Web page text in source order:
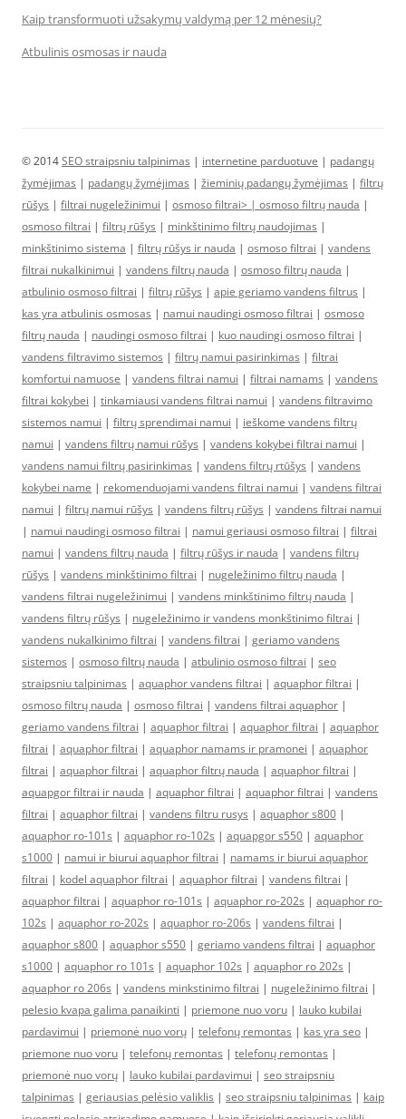
Kaip transformuoti užsakymų valdymą per 12 mėnesių?
Atbulinis osmosas ir nauda
© 2014SEO straipsniu talpinimas | internetine parduotuve | padangų
žymėjimas | padangų žymėjimas | žieminių padangų žymėjimas | filtrų
rūšys | filtrai nugeležinimui | osmoso filtrai> | osmoso filtrų nauda |
osmoso filtrai | filtrų rūšys | minkštinimo filtrų naudojimas |
minkštinimo sistema | filtrų rūšys ir nauda | osmoso filtrai | vandens
filtrai nukalkinimui | vandens filtrų nauda | osmoso filtrų nauda |
atbulinio osmoso filtrai | filtrų rūšys | apie geriamo vandens filtrus |
kas yra atbulinis osmosas | namui naudingi osmoso filtrai | osmoso
filtrų nauda | naudingi osmoso filtrai | kuo naudingi osmoso filtrai |
vandens filtravimo sistemos | filtrų namui pasirinkimas | filtrai
komfortui namuose | vandens filtrai namui | filtrai namams | vandens
filtrai kokybei | tinkamiausi vandens filtrai namui | vandens filtravimo
sistemos namui | filtrų sprendimai namui | ieškome vandens filtrų
namui | vandens filtrų namui rūšys | vandens kokybei filtrai namui |
vandens namui filtrų pasirinkimas | vandens filtrų rtūšys | vandens
kokybei name | rekomenduojami vandens filtrai namui | vandens filtrai
namui | filtrų namui rūšys | vandens filtrų rūšys | vandens filtrai namui
| namui naudingi osmoso filtrai | namui geriausi osmoso filtrai | filtrai
namui | vandens filtrų nauda | filtrų rūšys ir nauda | vandens filtrų
rūšys | vandens minkštinimo filtrai | nugeležinimo filtrų nauda |
vandens filtrai nugeležinimui | vandens minkštinimo filtrų nauda |
vandens filtrų rūšys | nugeležinimo ir vandens monkštinimo filtrai |
vandens nukalkinimo filtrai | vandens filtrai | geriamo vandens
sistemos | osmoso filtrų nauda | atbulinio osmoso filtrai | seo
straipsniu talpinimas | aquaphor vandens filtrai | aquaphor filtrai |
osmoso filtrų nauda | osmoso filtrai | vandens filtrai aquaphor |
geriamo vandens filtrai | aquaphor filtrai | aquaphor filtrai | aquaphor
filtrai | aquaphor filtrai | aquaphor namams ir pramonei | aquaphor
filtrai | aquaphor filtrai | aquaphor filtrų nauda | aquaphor filtrai |
aquapgor filtrai ir nauda | aquaphor filtrai | aquaphor filtrai | vandens
filtrai | aquaphor filtrai | vandens filtru rusys | aquaphor s800 |
aquaphor ro-101s | aquaphor ro-102s | aquapgor s550 | aquaphor
s1000 | namui ir biurui aquaphor filtrai | namams ir biurui aquaphor
filtrai | kodel aquaphor filtrai | aquaphor filtrai | vandens filtrai |
aquaphor filtrai | aquaphor ro-101s | aquaphor ro-202s | aquaphor ro-
102s | aquaphor ro-202s | aquaphor ro-206s | vandens filtrai |
aquaphor s800 | aquaphor s550 | geriamo vandens filtrai | aquaphor
s1000 | aquaphor ro 101s | aquaphor 102s | aquaphor ro 202s |
aquaphor ro 206s | vandens minkstinimo filtrai | nugeležinimo filtrai |
pelesio kvapa galima panaikinti | priemone nuo voru | lauko kubilai
pardavimui | priemonė nuo vorų | telefonų remontas | kas yra seo |
priemone nuo voru | telefonų remontas | telefonų remontas |
priemonė nuo vorų | lauko kubilai pardavimui | seo straipsniu
talpinimas | geriausias pelėsio valiklis | seo straipsniu talpinimas | kaip